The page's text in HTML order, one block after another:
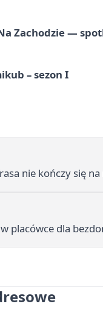
Zachodzie —
– sezon I
nie kończy się
placówce dla